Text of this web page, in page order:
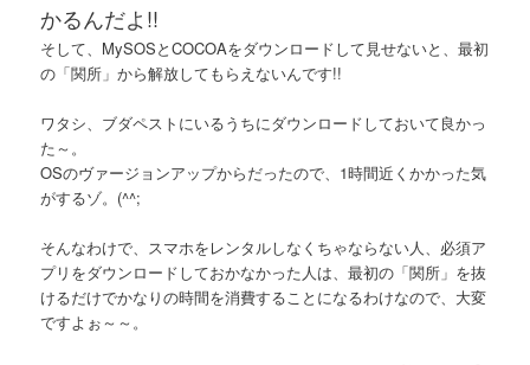
かるんだよ!!
そして、MySOSとCOCOAをダウンロードして見せないと、最初
の「関所」から解放してもらえないんです!!
ワタシ、ブダペストにいるうちにダウンロードしておいて良かっ
た～。
OSのヴァージョンアップからだったので、1時間近くかかった気
がするゾ。(^^;
そんなわけで、スマホをレンタルしなくちゃならない人、必須ア
プリをダウンロードしておかなかった人は、最初の「関所」を抜
けるだけでかなりの時間を消費することになるわけなので、大変
ですよぉ～～。